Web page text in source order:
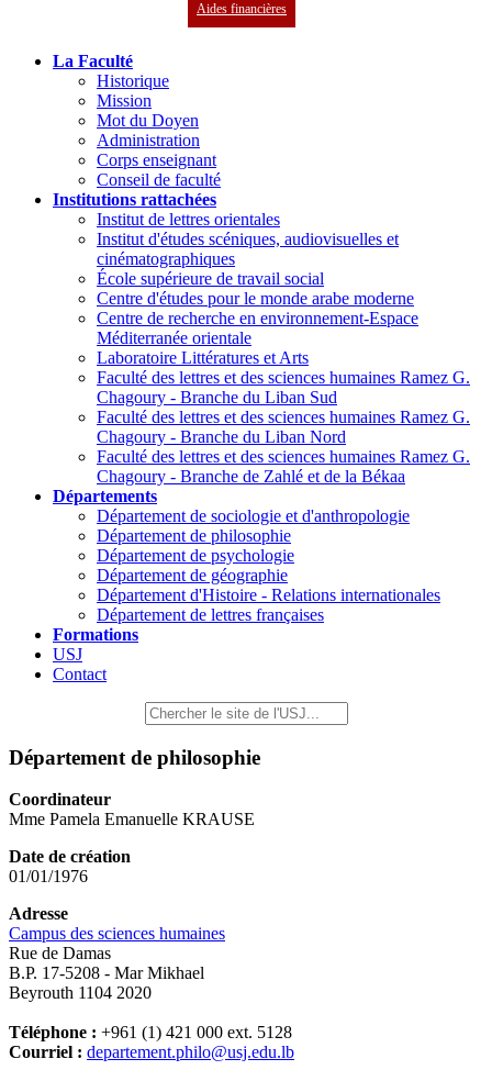
Aides financières
La Faculté
Historique
Mission
Mot du Doyen
Administration
Corps enseignant
Conseil de faculté
Institutions rattachées
Institut de lettres orientales
Institut d'études scéniques, audiovisuelles et
cinématographiques
École supérieure de travail social
Centre d'études pour le monde arabe moderne
Centre de recherche en environnement-Espace
Méditerranée orientale
Laboratoire Littératures et Arts
Faculté des lettres et des sciences humaines Ramez G.
Chagoury - Branche du Liban Sud
Faculté des lettres et des sciences humaines Ramez G.
Chagoury - Branche du Liban Nord
Faculté des lettres et des sciences humaines Ramez G.
Chagoury - Branche de Zahlé et de la Békaa
Départements
Département de sociologie et d'anthropologie
Département de philosophie
Département de psychologie
Département de géographie
Département d'Histoire - Relations internationales
Département de lettres françaises
Formations
USJ
Contact
Département de philosophie
Coordinateur
Mme Pamela Emanuelle KRAUSE
Date de création
01/01/1976
Adresse
Campus des sciences humaines
Rue de Damas
B.P. 17-5208 - Mar Mikhael
Beyrouth 1104 2020
Téléphone : +961 (1) 421 000 ext. 5128
Courriel : departement.philo@usj.edu.lb